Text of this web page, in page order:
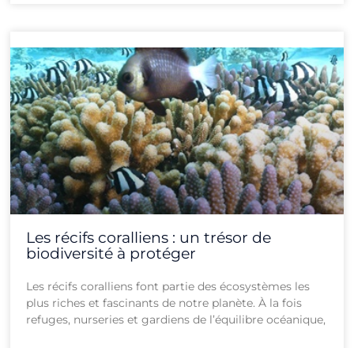
Les récifs coralliens : un trésor de
biodiversité à protéger
Les récifs coralliens font partie des écosystèmes les
plus riches et fascinants de notre planète. À la fois
refuges, nurseries et gardiens de l’équilibre océanique,